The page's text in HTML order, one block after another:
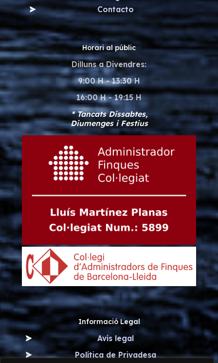
Contacto
Horari al públic
Dilluns a Divendres:
9:00 H - 13:30 H
16:00 H - 19:15 H
* Tancats Dissabtes,
Diumenges i Festius
Informació Legal
Avís legal
Política de Privadesa